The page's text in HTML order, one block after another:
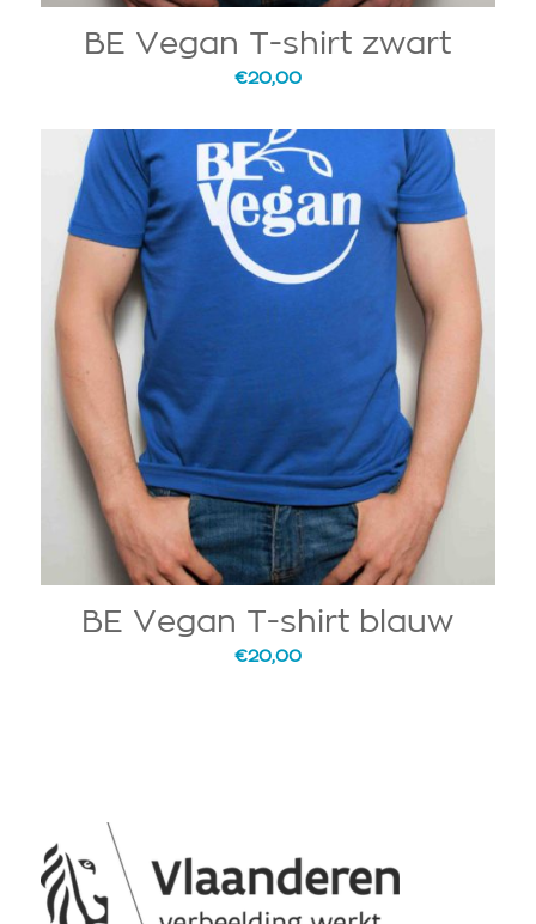
5.00
BE Vegan T-shirt zwart
€20,00
BE Vegan T-shirt blauw
€20,00